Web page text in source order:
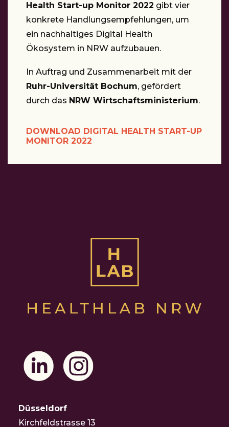
Health Start-up Monitor 2022 gibt vier
konkrete Handlungsempfehlungen, um
ein nachhaltiges Digital Health
Ökosystem in NRW aufzubauen.
In Auftrag und Zusammenarbeit mit der
Ruhr-Universität Bochum, gefördert
durch das NRW Wirtschaftsministerium.
DOWNLOAD DIGITAL HEALTH START-UP
MONITOR 2022
Düsseldorf
Kirchfeldstrasse 13